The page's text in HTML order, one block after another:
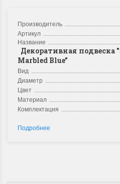
Производитель
Артикул
Название
Декоративная подвеска
Marbled Blue"
Вид
Диаметр
Цвет
Материал
Комплектация
Подробнее